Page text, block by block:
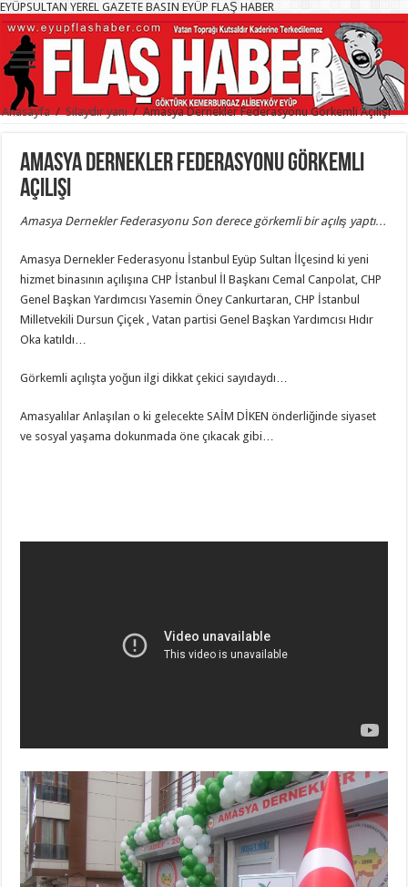
EYÜPSULTAN YEREL GAZETE BASIN EYÜP FLAŞ HABER
Anasayfa / Sılaydır yanı / Amasya Dernekler Federasyonu Görkemli Açılışı
Amasya Dernekler Federasyonu Görkemli
Açılışı
Amasya Dernekler Federasyonu Son derece görkemli bir açılış yaptı…
Amasya Dernekler Federasyonu İstanbul Eyüp Sultan İlçesind ki yeni
hizmet binasının açılışına CHP İstanbul İl Başkanı Cemal Canpolat, CHP
Genel BaşkanYardımcısı Yasemin Öney Cankurtaran, CHP İstanbul
Milletvekili Dursun Çiçek , Vatan partisi Genel Başkan Yardımcısı Hıdır
Oka katıldı…
Görkemli açılışta yoğun ilgi dikkat çekici sayıdaydı…
Amasyalılar Anlaşılan o ki gelecekte SAİM DİKEN önderliğinde siyaset
ve sosyal yaşama dokunmada öne çıkacak gibi…